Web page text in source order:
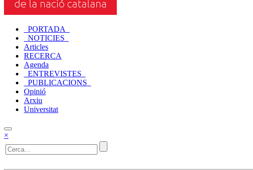
_PORTADA_
_NOTICIES_
Articles
RECERCA
Agenda
_ENTREVISTES_
_PUBLICACIONS_
Opinió
Arxiu
Universitat
×